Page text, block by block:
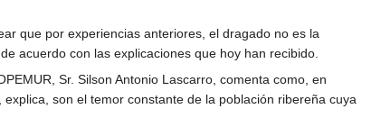
que por experiencias anteriores, el dragado no es la
acuerdo con las explicaciones que hoy han recibido.
Sr. Silson Antonio Lascarro, comenta como, en
son el temor constante de la población ribereña cuya